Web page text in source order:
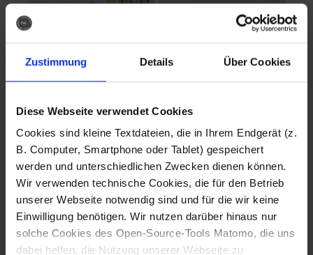
Zustimmung Details Über Cookies
Diese Webseite verwendet Cookies
Cookies sind kleine Textdateien, die in Ihrem Endgerät (z.
B. Computer, Smartphone oder Tablet) gespeichert
werden und unterschiedlichen Zwecken dienen können.
Wir verwenden technische Cookies, die für den Betrieb
unserer Webseite notwendig sind und für die wir keine
Einwilligung benötigen. Wir nutzen darüber hinaus nur
solche Cookies des Open-Source-Tools Matomo, die uns
dabei helfen, die Nutzung unserer Webseite zu
Fotografo: Lorenz
Sternbach
Download
Fotografo: Lorenz
Sternbach
Download